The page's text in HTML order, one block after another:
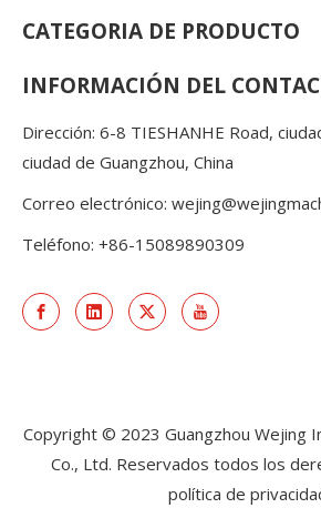
CATEGORIA DE PRODUCTO
INFORMACIÓN DEL
Dirección: 6-8 TIESHANHE Road,
ciudad de Guangzhou, China
Correo electrónico:
Teléfono: +86-15089890309
Copyright © 2023 Guangzhou Wejing
Co., Ltd. Reservados todos los
política de